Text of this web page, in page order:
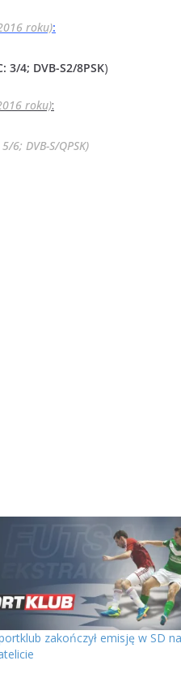
roku):
3/4; DVB-S2/8PSK)
roku):
6; DVB-S/QPSK)
zakończył emisję w SD na